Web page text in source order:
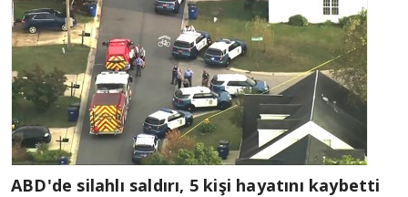
ABD'de silahlı saldırı, 5 kişi hayatını kaybetti